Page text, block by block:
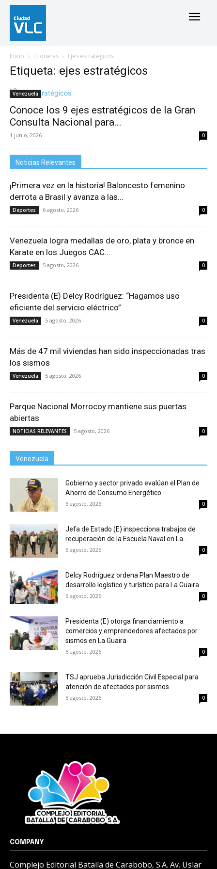
Inicio Etiquetas Ejes estratégicos
Etiqueta: ejes estratégicos
Venezuela
Conoce los 9 ejes estratégicos de la Gran
Consulta Nacional para...
1 junio, 2026 0
Noticias Relevantes
¡Primera vez en la historia! Baloncesto femenino
derrota a Brasil y avanza a las...
Deportes 6 agosto, 2026 0
Venezuela logra medallas de oro, plata y bronce en
Karate en los Juegos CAC...
Deportes 5 agosto, 2026 0
Presidenta (E) Delcy Rodríguez: “Hagamos uso
eficiente del servicio eléctrico”
Venezuela 5 agosto, 2026 0
Más de 47 mil viviendas han sido inspeccionadas tras
los sismos
Venezuela 5 agosto, 2026 0
Parque Nacional Morrocoy mantiene sus puertas
abiertas
NOTICIAS RELEVANTES 5 agosto, 2026 0
Venezuela
Gobierno y sector privado evalúan el Plan de
Ahorro de Consumo Energético
6 agosto, 2026 0
Jefa de Estado (E) inspecciona trabajos de
recuperación de la Escuela Naval en La...
6 agosto, 2026 0
Delcy Rodríguez ordena Plan Maestro de
desarrollo logístico y turístico para La Guaira
6 agosto, 2026 0
Presidenta (E) otorga financiamiento a
comercios y emprendedores afectados por
sismos en La Guaira
6 agosto, 2026 0
TSJ aprueba Jurisdicción Civil Especial para
atención de afectados por sismos
6 agosto, 2026 0
COMPANY
Complejo Editorial Batalla de Carabobo, S.A. Av. Uslar